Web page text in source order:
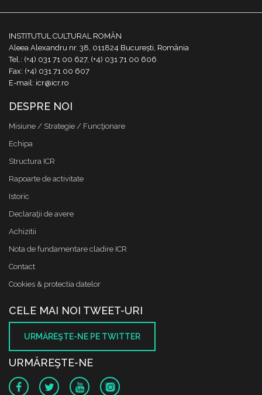
INSTITUTUL CULTURAL ROMÂN
Aleea Alexandru nr. 38, 011824 București, România
Tel.: (+4) 031 71 00 627, (+4) 031 71 00 606
Fax: (+4) 031 71 00 607
E-mail: icr@icr.ro
DESPRE NOI
Misiune / Strategie / Funcţionare
Echipa
Structura ICR
Rapoarte de activitate
Istoric
Declaraţii de avere
Achizitii
Nota de fundamentare cladire ICR
Contact
Cookies & protectia datelor
CELE MAI NOI TWEET-URI
URMĂREŞTE-NE PE TWITTER
URMĂREŞTE-NE